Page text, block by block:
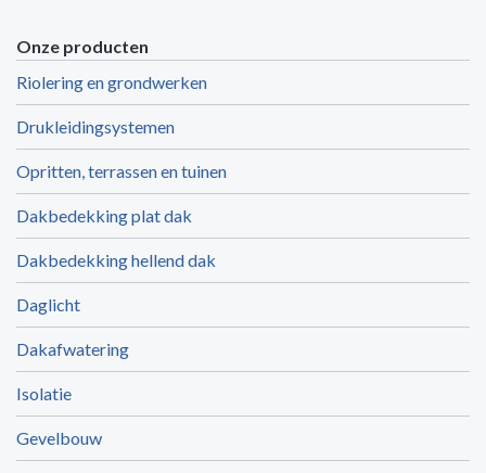
Onze producten
Riolering en grondwerken
Drukleidingsystemen
Opritten, terrassen en tuinen
Dakbedekking plat dak
Dakbedekking hellend dak
Daglicht
Dakafwatering
Isolatie
Gevelbouw